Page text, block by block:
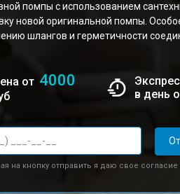
помпы с использованием
новой оригинальной помпы.
шлангов и герметичности
от 4000
в день
на кнопку отправить я даю свое согласие